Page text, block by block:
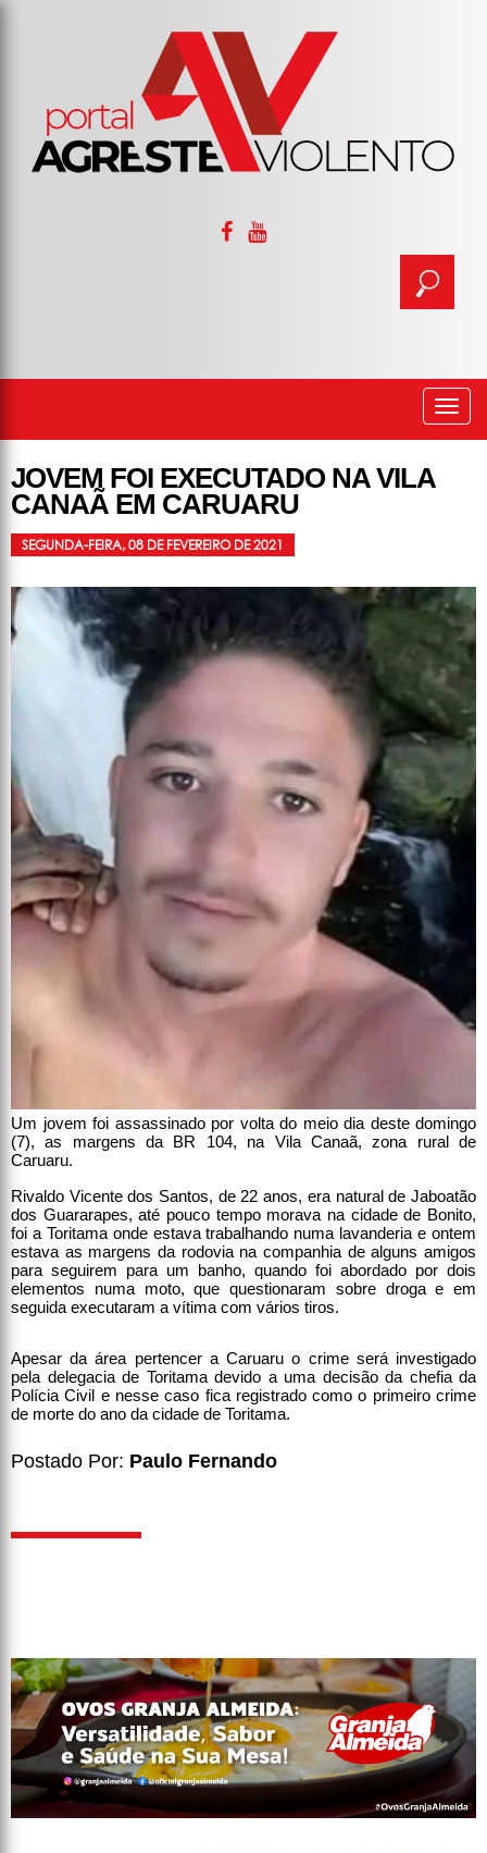
JOVEM FOI EXECUTADO NA VILA
CANAÃ EM CARUARU
SEGUNDA-FEIRA, 08 DE FEVEREIRO DE 2021
Um jovem foi assassinado por volta do meio dia deste domingo
(7), as margens da BR 104, na Vila Canaã, zona rural de
Caruaru.
Rivaldo Vicente dos Santos, de 22 anos, era natural de Jaboatão
dos Guararapes, até pouco tempo morava na cidade de Bonito,
foi a Toritama onde estava trabalhando numa lavanderia e ontem
estava as margens da rodovia na companhia de alguns amigos
para seguirem para um banho, quando foi abordado por dois
elementos numa moto, que questionaram sobre droga e em
seguida executaram a vítima com vários tiros.
Apesar da área pertencer a Caruaru o crime será investigado
pela delegacia de Toritama devido a uma decisão da chefia da
Polícia Civil e nesse caso fica registrado como o primeiro crime
de morte do ano da cidade de Toritama.
Postado Por: Paulo Fernando